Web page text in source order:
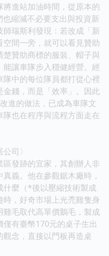
進站加油時間，從原本的
縮減不必要支出與投資新
瑞斯利發現：若改成「新
間一旁，就可以看見贊助
贊助商標的服裝、帽子與
讓車隊步入穩健經營。經
中的每位隊員都打從心裡
錢，而是「效率」。因此
進的做法，已成為車隊文
也在程序與流程方面走在
司〉
發跡的宜家，其創辦人非
義。他在參觀鋸木廠時，
什麼（*後以壓縮技術製成
，好奇市場上光禿雞隻身
雞毛取代高單價鵝毛，製成
有臺幣170元的桌子生出
念，直接以門板再造桌